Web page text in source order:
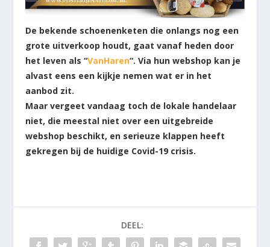
De bekende schoenenketen die onlangs nog een
grote uitverkoop houdt, gaat vanaf heden door
het leven als “VanHaren“. Via hun webshop kan je
alvast eens een kijkje nemen wat er in het
aanbod zit.
Maar vergeet vandaag toch de lokale handelaar
niet, die meestal niet over een uitgebreide
webshop beschikt, en serieuze klappen heeft
gekregen bij de huidige Covid-19 crisis.
DEEL: